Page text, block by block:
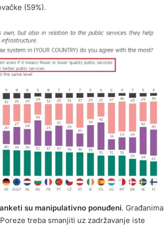
(59%).
su manipulativno ponuđeni. Građanima
treba smanjiti uz zadržavanje iste